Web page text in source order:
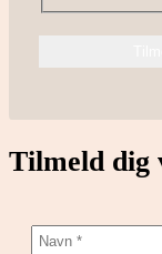
Tilmeld dig